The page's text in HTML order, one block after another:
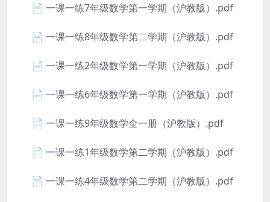
📄 一课一练7年级数学第一学期（沪教版）.pdf
📄 一课一练8年级数学第二学期（沪教版）.pdf
📄 一课一练2年级数学第一学期（沪教版）.pdf
📄 一课一练6年级数学第一学期（沪教版）.pdf
📄 一课一练9年级数学全一册（沪教版）.pdf
📄 一课一练1年级数学第二学期（沪教版）.pdf
📄 一课一练4年级数学第二学期（沪教版）.pdf